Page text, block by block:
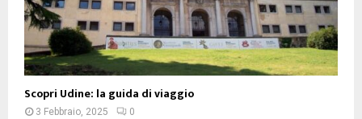
Scopri Udine: la guida di viaggio
3 Febbraio, 2025 0